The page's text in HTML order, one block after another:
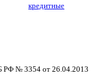
кредитные
РФ № 3354 от 26.04.2013